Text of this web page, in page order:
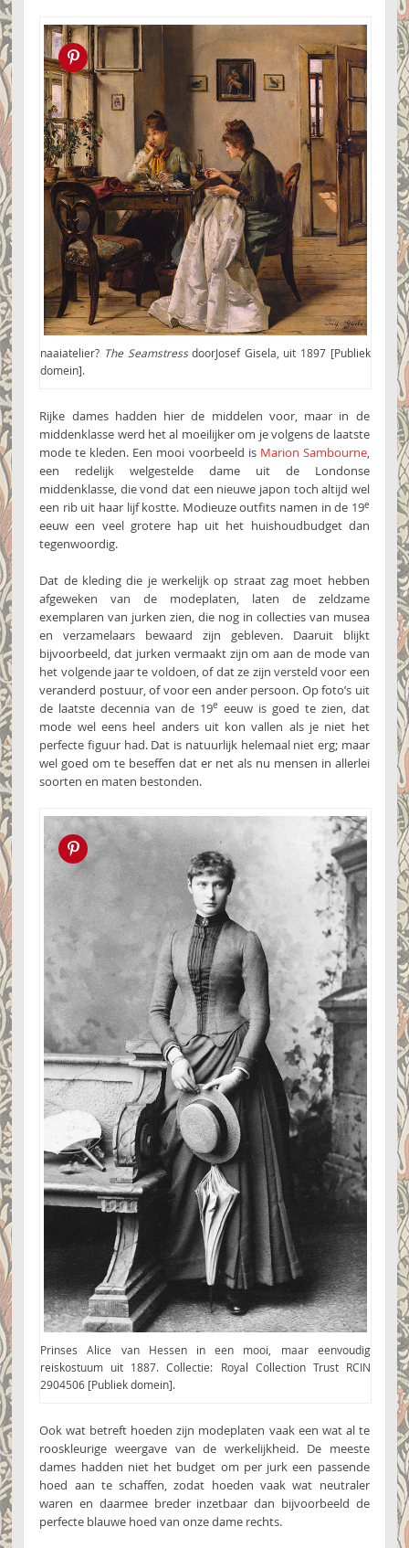
Pin this!
naaiatelier? The SeamstressdoorJosef Gisela, uit 1897 [Publiek
domein].
Rijke dames hadden hier de middelen voor, maar in de
middenklasse werd het al moeilijker om je volgens de laatste
mode te kleden. Een mooi voorbeeld is Marion Sambourne,
een redelijk welgestelde dame uit de Londonse
middenklasse, die vond dat een nieuwe japon toch altijd wel
een rib uit haar lijf kostte. Modieuze outfits namen in de 19e
eeuw een veel grotere hap uit het huishoudbudget dan
tegenwoordig.
Dat de kleding die je werkelijk op straat zag moet hebben
afgeweken van de modeplaten, laten de zeldzame
exemplaren van jurken zien, die nog in collecties van musea
en verzamelaars bewaard zijn gebleven. Daaruit blijkt
bijvoorbeeld, dat jurken vermaakt zijn om aan de mode van
het volgende jaar te voldoen, of dat ze zijn versteld voor een
veranderd postuur, of voor een ander persoon. Op foto’s uit
de laatste decennia van de 19e eeuw is goed te zien, dat
mode wel eens heel anders uit kon vallen als je niet het
perfecte figuur had. Dat is natuurlijk helemaal niet erg; maar
wel goed om te beseffen dat er net als nu mensen in allerlei
soorten en maten bestonden.
Pin this!
Prinses Alice van Hessen in een mooi, maar eenvoudig
reiskostuum uit 1887. Collectie: Royal Collection Trust RCIN
2904506 [Publiek domein].
Ook wat betreft hoeden zijn modeplaten vaak een wat al te
rooskleurige weergave van de werkelijkheid. De meeste
dames hadden niet het budget om per jurk een passende
hoed aan te schaffen, zodat hoeden vaak wat neutraler
waren en daarmee breder inzetbaar dan bijvoorbeeld de
perfecte blauwe hoed van onze dame rechts.